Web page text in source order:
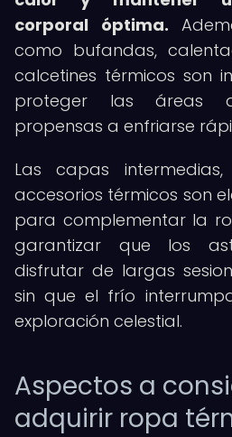
corporal óptima.
como bufandas,
calcetines térmicos son
proteger las áreas
propensas a enfriarse
Las capas
accesorios térmicos son
para complementar la
garantizar que los
disfrutar de largas
sin que el frío
exploración celestial.
Aspectos a
adquirir ropa